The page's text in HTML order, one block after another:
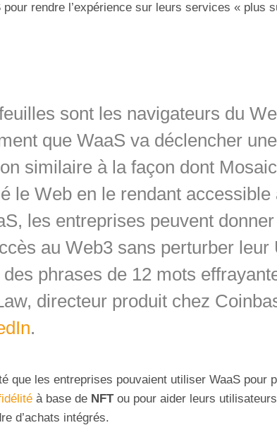
pour rendre l’expérience sur leurs services « plus
sont les navigateurs du
que WaaS va déclencher
similaire à la façon dont
le Web en le rendant
les entreprises peuvent
au Web3 sans perturber leur
phrases de 12 mots
directeur produit chez
.
que les entreprises pouvaient utiliser WaaS pour
à base de NFTou pour aider leurs
d’achats intégrés.